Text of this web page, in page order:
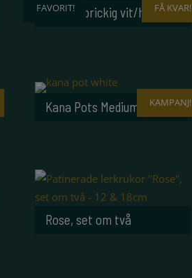
FÅ KVAR!
FAVORIT!
Äggvas prickig vit/honung
KAMPANJ!
Kana Pots Medium white
Rose, set om två